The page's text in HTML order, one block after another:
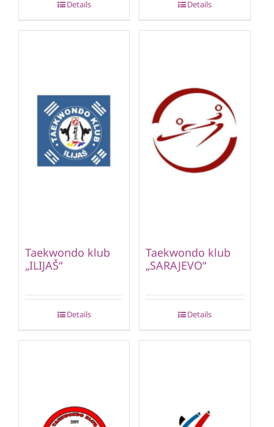
Details Details
Taekwondo klub
„ILIJAŠ“
Details
Taekwondo klub
„SARAJEVO“
Details